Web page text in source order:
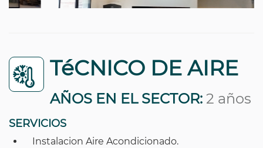
TéCNICO DE AIRE
AÑOS EN EL SECTOR: 2 años
SERVICIOS
Instalacion Aire Acondicionado.